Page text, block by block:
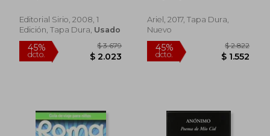
40%
dcto.
$ 3.621
$ 2.173 dcto. $
Editorial Sirio, 2008, 1
Edición, Tapa Dura, Usado
Ariel, 2017, Tapa Dura,
Nuevo